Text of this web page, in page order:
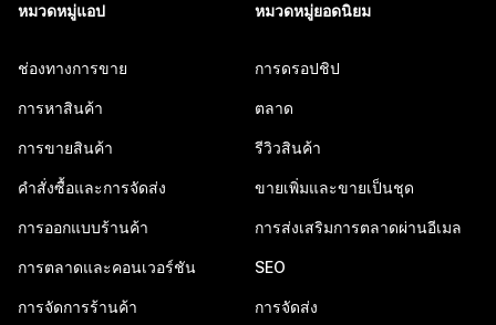
หมวดหมู่แอป
ช่องทางการขาย
การหาสินค้า
การขายสินค้า
คำสั่งซื้อและการจัดส่ง
การออกแบบร้านค้า
การตลาดและคอนเวอร์ชัน
การจัดการร้านค้า
หมวดหมู่ยอดนิยม
การดรอปชิป
ตลาด
รีวิวสินค้า
ขายเพิ่มและขายเป็นชุด
การส่งเสริมการตลาดผ่านอีเมล
SEO
การจัดส่ง